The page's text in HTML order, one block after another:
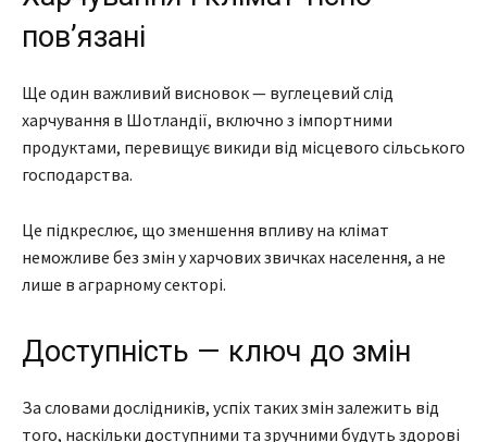
пов’язані
Ще один важливий висновок — вуглецевий слід
харчування в Шотландії, включно з імпортними
продуктами, перевищує викиди від місцевого сільського
господарства.
Це підкреслює, що зменшення впливу на клімат
неможливе без змін у харчових звичках населення, а не
лише в аграрному секторі.
Доступність — ключ до змін
За словами дослідників, успіх таких змін залежить від
того, наскільки доступними та зручними будуть здорові